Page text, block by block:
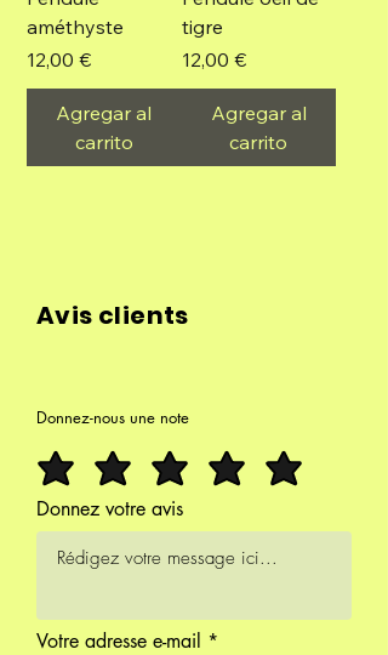
améthyste
Precio
12,00 €
Agregar al
carrito
tigre
Precio
12,00 €
Agregar al
carrito
Avis clients
Donnez-nous une note
Donnez votre avis
Votre adresse e-mail